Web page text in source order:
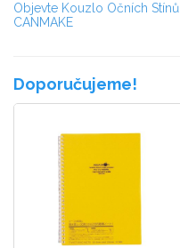
Objevte Kouzlo Očních Stínů
CANMAKE
Doporučujeme!